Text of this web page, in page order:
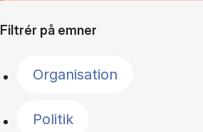
Filtrér på emner
Organisation
Politik